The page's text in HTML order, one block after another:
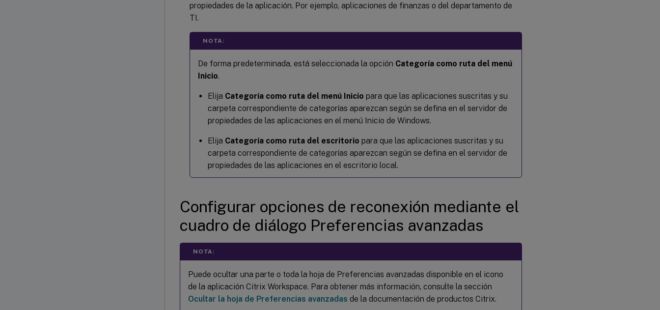
propiedades de la aplicación. Por ejemplo, aplicaciones de finanzas o del departamento de
TI.
NOTA:
De forma predeterminada, está seleccionada la opción Categoría como ruta del menú
Inicio.
Elija Categoría como ruta del menú Inicio para que las aplicaciones suscritas y su
carpeta correspondiente de categorías aparezcan según se defina en el servidor de
propiedades de las aplicaciones en el menú Inicio de Windows.
Elija Categoría como ruta del escritorio para que las aplicaciones suscritas y su
carpeta correspondiente de categorías aparezcan según se defina en el servidor de
propiedades de las aplicaciones en el escritorio local.
Configurar opciones de reconexión mediante el
cuadro de diálogo Preferencias avanzadas
NOTA:
Puede ocultar una parte o toda la hoja de Preferencias avanzadas disponible en el icono
de la aplicación Citrix Workspace. Para obtener más información, consulte la sección
Ocultar la hoja de Preferencias avanzadas de la documentación de productos Citrix.